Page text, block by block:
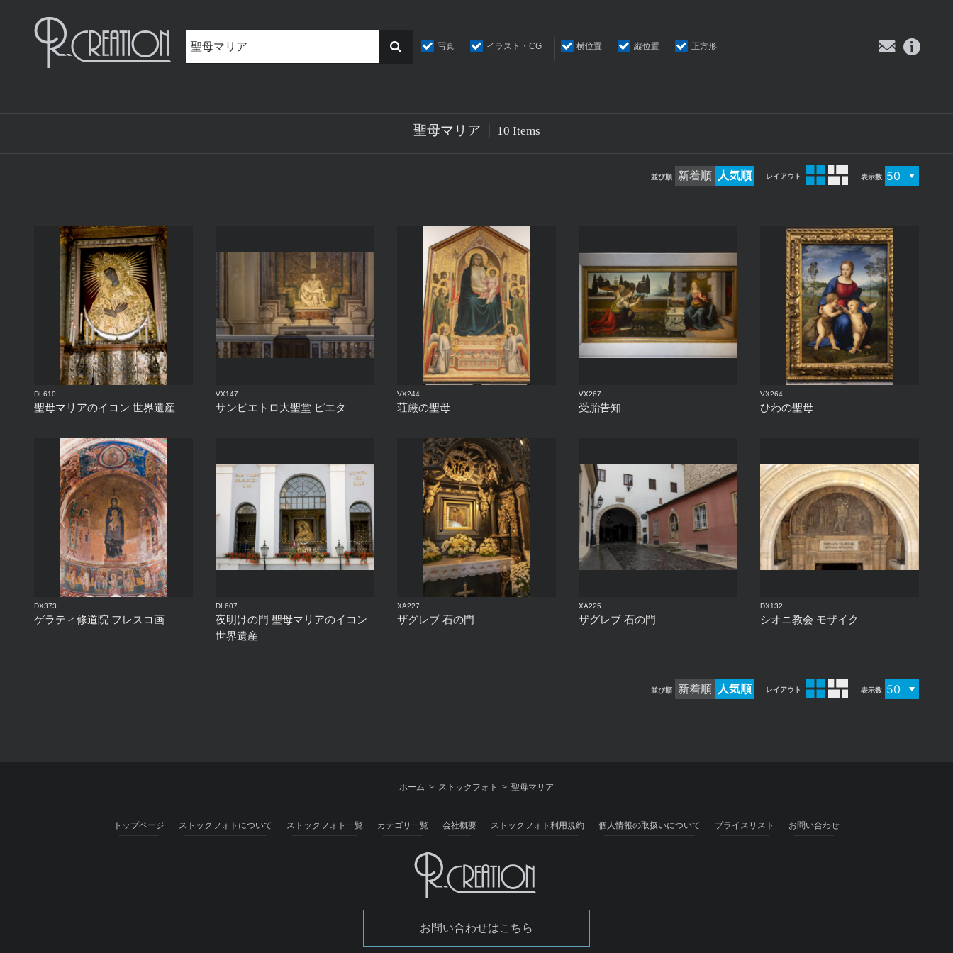
写真 イラスト・CG 横位置 縦位置 正方形
聖母マリア 10 Items
並び順 新着順 人気順 レイアウト 表示数
DL610
聖母マリアのイコン 世界遺産
VX147
サンピエトロ大聖堂 ピエタ
VX244
荘厳の聖母
VX267
受胎告知
VX264
ひわの聖母
DX373
ゲラティ修道院 フレスコ画
DL607
夜明けの門 聖母マリアのイコン
世界遺産
XA227
ザグレブ 石の門
XA225
ザグレブ 石の門
DX132
シオニ教会 モザイク
並び順 新着順 人気順 レイアウト 表示数
ホーム > ストックフォト > 聖母マリア
トップページ ストックフォトについて ストックフォト一覧 カテゴリ一覧 会社概要 ストックフォト利用規約 個人情報の取扱いについて プライスリスト お問い合わせ
お問い合わせはこちら